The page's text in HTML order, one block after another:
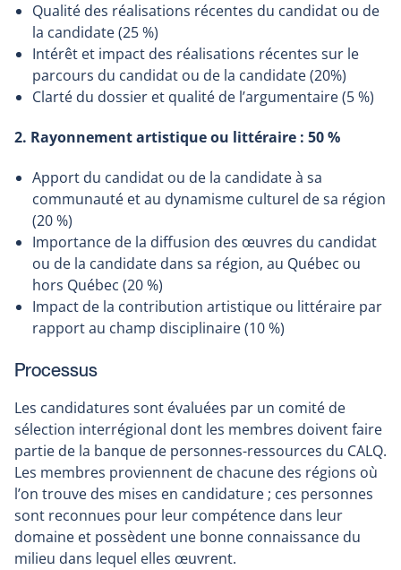
Qualité des réalisations récentes du candidat ou de
la candidate (25 %)
Intérêt et impact des réalisations récentes sur le
parcours du candidat ou de la candidate (20%)
Clarté du dossier et qualité de l’argumentaire (5 %)
2. Rayonnement artistique ou littéraire : 50 %
Apport du candidat ou de la candidate à sa
communauté et au dynamisme culturel de sa région
(20 %)
Importance de la diffusion des œuvres du candidat
ou de la candidate dans sa région, au Québec ou
hors Québec (20 %)
Impact de la contribution artistique ou littéraire par
rapport au champ disciplinaire (10 %)
Processus
Les candidatures sont évaluées par un comité de
sélection interrégional dont les membres doivent faire
partie de la banque de personnes-ressources du CALQ.
Les membres proviennent de chacune des régions où
l’on trouve des mises en candidature ; ces personnes
sont reconnues pour leur compétence dans leur
domaine et possèdent une bonne connaissance du
milieu dans lequel elles œuvrent.